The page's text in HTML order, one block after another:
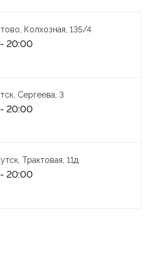
Колхозная, 135/4
20:00
Сергеева, 3
20:00
Трактовая, 11д
20:00